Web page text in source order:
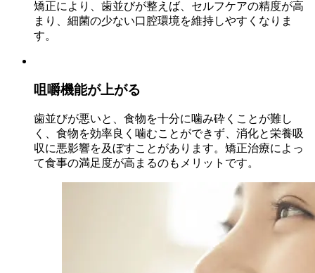
矯正により、歯並びが整えば、セルフケアの精度が高
まり、細菌の少ない口腔環境を維持しやすくなりま
す。
咀嚼機能が上がる
歯並びが悪いと、食物を十分に噛み砕くことが難し
く、食物を効率良く噛むことができず、消化と栄養吸
収に悪影響を及ぼすことがあります。矯正治療によっ
て食事の満足度が高まるのもメリットです。